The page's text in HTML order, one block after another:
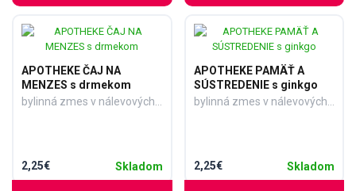
APOTHEKE ČAJ NA
MENZES s drmekom
2,25€ Skladom
APOTHEKE PAMÄŤ A
SÚSTREDENIE s ginkgo
2,25€ Skladom